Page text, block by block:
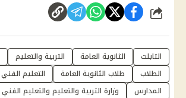
شارك
التابلت الثانوية العامة التربية والتعليم
الطلاب
طلاب الثانوية العامة التعليم الفني
المدارس
وزارة التربية والتعليم والتعليم الفني